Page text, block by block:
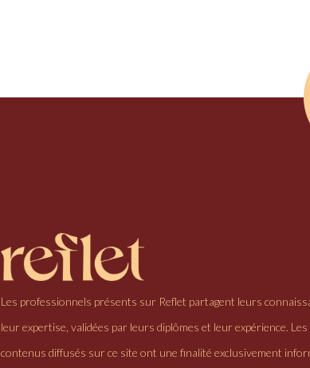
Les professionnels présents sur Reflet partagent leurs
leur expertise, validées par leurs diplômes et leur expérience. Les
contenus diffusés sur ce site ont une finalité exclusivement